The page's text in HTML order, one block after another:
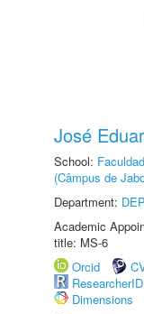
José
School:
(Câmpus de
Department:
Academic
title: MS-6
Orcid
ResearcherID
Dimensions